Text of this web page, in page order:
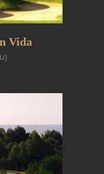
Vida